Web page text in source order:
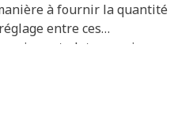
à fournir la quantité
entre ces
mince et plate en acier
qui s’adapte aux